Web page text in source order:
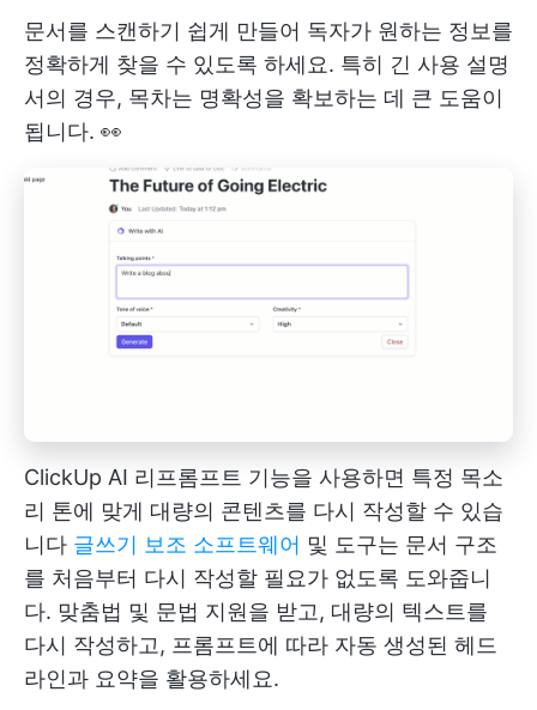
문서를 스캔하기 쉽게 만들어 독자가 원하는 정보를
정확하게 찾을 수 있도록 하세요. 특히 긴 사용 설명
서의 경우, 목차는 명확성을 확보하는 데 큰 도움이
됩니다. 👀
ClickUp AI 리프롬프트 기능을 사용하면 특정 목소
리 톤에 맞게 대량의 콘텐츠를 다시 작성할 수 있습
니다 글쓰기 보조 소프트웨어 및 도구는 문서 구조
를 처음부터 다시 작성할 필요가 없도록 도와줍니
다. 맞춤법 및 문법 지원을 받고, 대량의 텍스트를
다시 작성하고, 프롬프트에 따라 자동 생성된 헤드
라인과 요약을 활용하세요.